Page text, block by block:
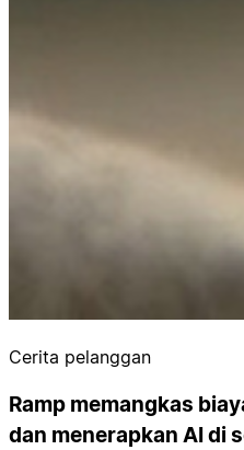
Cerita pelanggan
Ramp memangkas
dan menerapkan AI di